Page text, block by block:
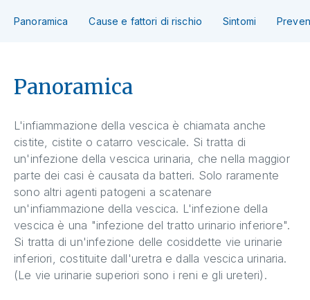
Panoramica Cause e fattori di rischio Sintomi
Panoramica
L'infiammazione della vescica è chiamata anche
cistite, cistite o catarro vescicale. Si tratta di
un'infezione della vescica urinaria, che nella maggior
parte dei casi è causata da batteri. Solo raramente
sono altri agenti patogeni a scatenare
un'infiammazione della vescica. L'infezione della
vescica è una "infezione del tratto urinario inferiore".
Si tratta di un'infezione delle cosiddette vie urinarie
inferiori, costituite dall'uretra e dalla vescica urinaria.
(Le vie urinarie superiori sono i reni e gli ureteri).